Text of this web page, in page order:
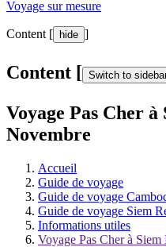
Voyage sur mesure
Content [ hide ]
Content [ Switch to
Voyage Pas Cher à
Novembre
Accueil
Guide de voyage
Guide de voyage
Guide de voyage Siem
Informations utiles
Voyage Pas Cher à